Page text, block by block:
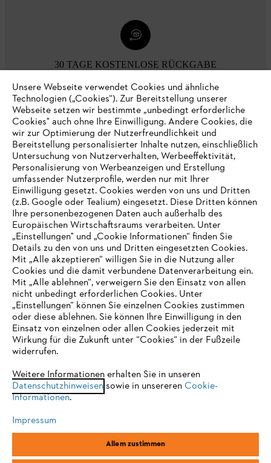
30 TAGE KOSTENLOSE RÜCKGABE
Zahlungsmöglichkeiten
Unternehmen
Online Shop
Service
Allgemeine Geschäftsbedingungen
Impressum Cookies Rechtliche Informationen
IHR BROWSER WIRD NICHT
UNTERSTÜTZT
eine optimale Nutzung unserer Seite empfehlen wir Ihnen, zu
einem der folgenden Browser zu wechseln:
Firefox Chrome
Unsere Webseite verwendet Cookies und ähnliche
Technologien („Cookies“). Zur Bereitstellung unserer
Webseite setzen wir bestimmte „unbedingt erforderliche
Cookies" auch ohne Ihre Einwilligung. Andere Cookies, die
wir zur Optimierung der Nutzerfreundlichkeit und
Bereitstellung personalisierter Inhalte nutzen, einschließlich
Untersuchung von Nutzerverhalten, Werbeeffektivität,
Personalisierung von Werbeanzeigen und Erstellung
umfassender Nutzerprofile, werden nur mit Ihrer
Einwilligung gesetzt. Cookies werden von uns und Dritten
(z.B. Google oder Tealium) eingesetzt. Diese Dritten können
Ihre personenbezogenen Daten auch außerhalb des
Europäischen Wirtschaftsraums verarbeiten. Unter
„Einstellungen" und „Cookie Informationen“ finden Sie
Details zu den von uns und Dritten eingesetzten Cookies.
Mit „Alle akzeptieren“ willigen Sie in die Nutzung aller
Cookies und die damit verbundene Datenverarbeitung ein.
Mit „Alle ablehnen“, verweigern Sie den Einsatz von allen
nicht unbedingt erforderlichen Cookies. Unter
„Einstellungen“ können Sie einzelnen Cookies zustimmen
oder diese ablehnen. Sie können Ihre Einwilligung in den
Einsatz von einzelnen oder allen Cookies jederzeit mit
Wirkung für die Zukunft unter “Cookies“ in der Fußzeile
widerrufen.
Weitere Informationen erhalten Sie in unseren
Datenschutzhinweisensowie in unsereren Cookie-
Informationen.
Impressum
Allem zustimmen